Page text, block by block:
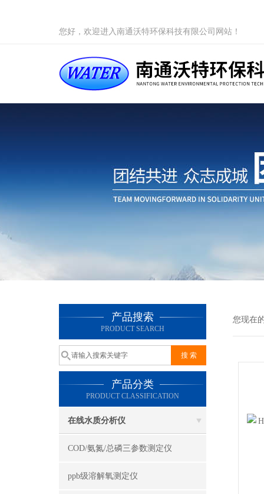
您好，欢迎进入南通沃特环保科技有限公司网站！
产品搜索
PRODUCT SEARCH
产品分类
PRODUCT CLASSIFICATION
在线水质分析仪
COD/氨氮/总磷三参数测定仪
ppb级溶解氧测定仪
您现在